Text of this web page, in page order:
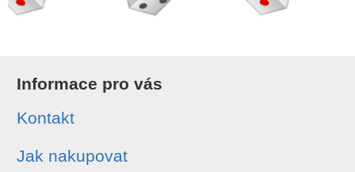
Informace pro vás
Kontakt
Jak nakupovat